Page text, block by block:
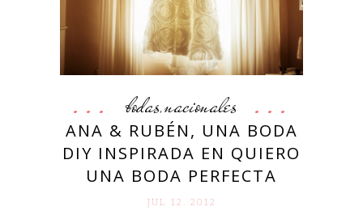
bodas,nacionales
ANA & RUBÉN, UNA BODA
DIY INSPIRADA EN QUIERO
UNA BODA PERFECTA
JUL 12. 2012